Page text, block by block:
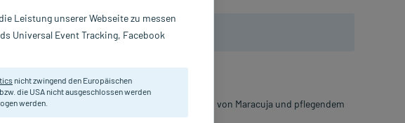
in Form einer Krone. Mit den Extrakten von Maracuja und pflegendem
Mit Maracuja-Duft.
Leistung unserer Webseite zu messen
Universal Event Tracking, Facebook
nicht zwingend den Europäischen
die USA nicht ausgeschlossen werden
werden.